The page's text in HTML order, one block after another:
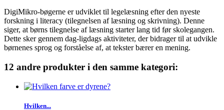
DigiMikro-bøgerne er udviklet til legelæsning efter den nyeste
forskning i literacy (tilegnelsen af læsning og skrivning). Denne
siger, at børns tilegnelse af læsning starter lang tid før skolegangen.
Dette sker gennem dag-ligdags aktiviteter, der bidrager til at udvikle
børnenes sprog og forståelse af, at tekster bærer en mening.
12 andre produkter i den samme kategori:
Hvilken...